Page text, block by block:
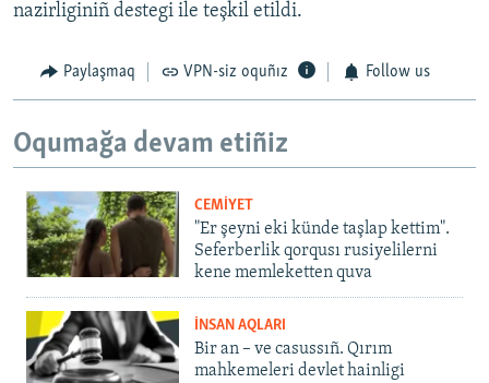
nazirliginiñ destegi ile teşkil etildi.
Paylaşmaq VPN-siz oquñız Follow us
Oqumağa devam etiñiz
CEMİYET
"Er şeyni eki künde taşlap kettim".
Seferberlik qorqusı rusiyelilerni
kene memleketten quva
İNSAN AQLARI
Bir an – ve casussıñ. Qırım
mahkemeleri devlet hainligi